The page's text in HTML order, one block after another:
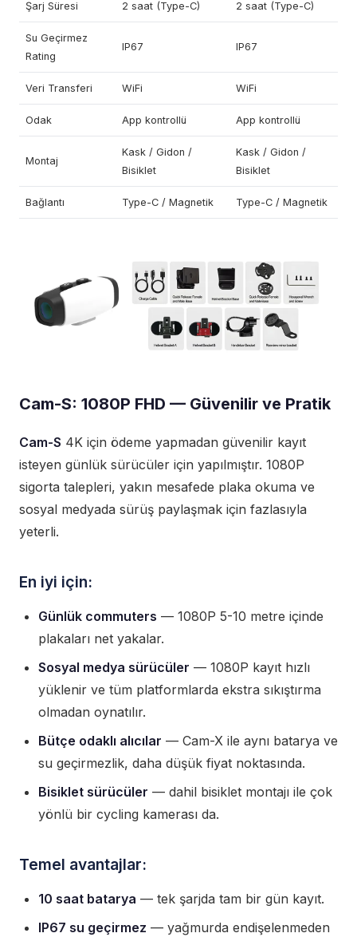
Şarj Süresi 2 saat (Type-C) 2 saat (Type-C)
Su Geçirmez
Rating
IP67 IP67
Veri Transferi WiFi WiFi
Odak App kontrollü App kontrollü
Montaj
Kask / Gidon /
Bisiklet
Kask / Gidon /
Bisiklet
Bağlantı Type-C / Magnetik Type-C / Magnetik
Cam-S: 1080P FHD — Güvenilir ve Pratik
Cam-S 4K için ödeme yapmadan güvenilir kayıt
isteyen günlük sürücüler için yapılmıştır. 1080P
sigorta talepleri, yakın mesafede plaka okuma ve
sosyal medyada sürüş paylaşmak için fazlasıyla
yeterli.
En iyi için:
Günlük commuters — 1080P 5-10 metre içinde
plakaları net yakalar.
Sosyal medya sürücüler — 1080P kayıt hızlı
yüklenir ve tüm platformlarda ekstra sıkıştırma
olmadan oynatılır.
Bütçe odaklı alıcılar — Cam-X ile aynı batarya ve
su geçirmezlik, daha düşük fiyat noktasında.
Bisiklet sürücüler — dahil bisiklet montajı ile çok
yönlü bir cycling kamerası da.
Temel avantajlar:
10 saat batarya — tek şarjda tam bir gün kayıt.
IP67 su geçirmez — yağmurda endişelenmeden